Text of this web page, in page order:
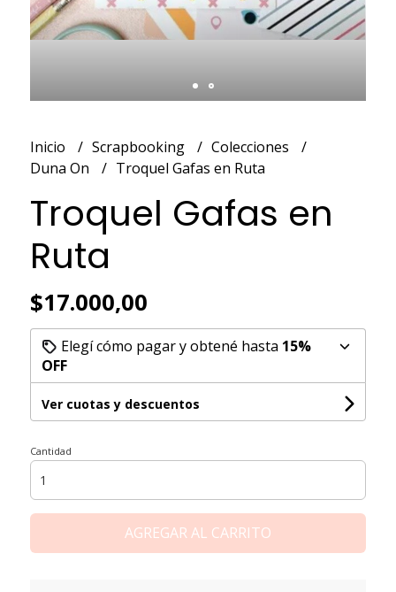
Inicio Scrapbooking
Colecciones
Duna On
Troquel Gafas en Ruta
Troquel Gafas en
Ruta
$17.000,00
Elegí cómo pagar y obtené hasta 15%
OFF
Ver cuotas y descuentos
Cantidad
AGREGAR AL CARRITO